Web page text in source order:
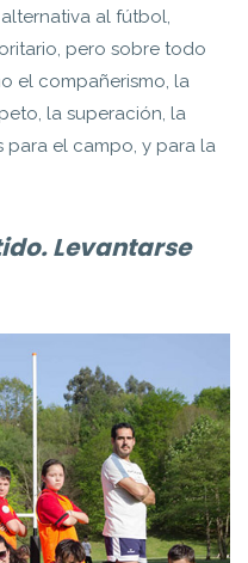
al fútbol,
pero sobre todo
el compañerismo, la
la superación, la
para el campo, y para la
Levantarse